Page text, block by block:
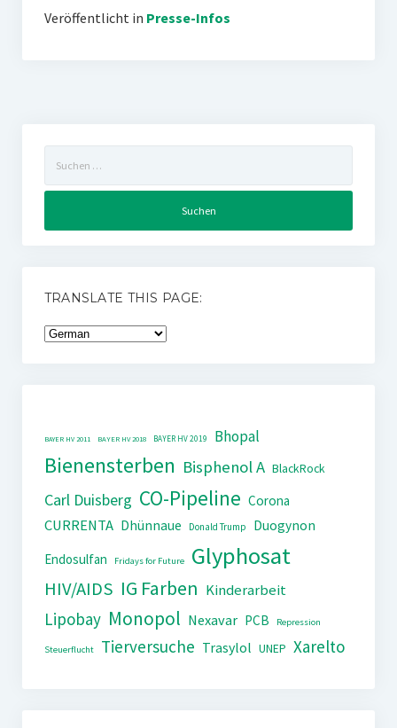
Veröffentlicht in Presse-Infos
nach:
TRANSLATE THIS PAGE:
BAYER HV 2011 BAYER HV 2018 BAYER HV 2019 Bhopal
Bienensterben Bisphenol A BlackRock
Carl Duisberg CO-Pipeline Corona
CURRENTA Dhünnaue Donald Trump
Duogynon
Endosulfan
Fridays for Future Glyphosat
HIV/AIDS IG Farben Kinderarbeit
Lipobay Monopol Nexavar PCB Repression
Steuerflucht Tierversuche Trasylol UNEP Xarelto